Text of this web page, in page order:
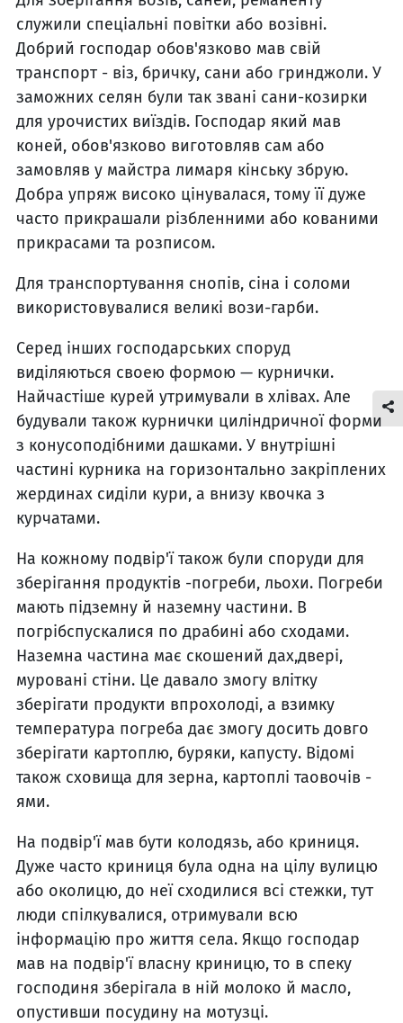
служили спеціальні повітки або возівні.
Добрий господар обов'язково мав свій
транспорт - віз, бричку, сани або гринджоли. У
заможних селян були так звані сани-козирки
для урочистих виїздів. Господар який мав
коней, обов'язково виготовляв сам або
замовляв у майстра лимаря кінську збрую.
Добра упряж високо цінувалася, тому її дуже
часто прикрашали різбленними або кованими
прикрасами та розписом.
Для транспортування снопів, сіна і соломи
використовувалися великі вози-гарби.
Серед інших господарських споруд
виділяються своею формою — курнички.
Найчастіше курей утримували в хлівах. Але
будували також курнички циліндричної форми
з конусоподібними дашками. У внутрішні
частині курника на горизонтально закріплених
жердинах сиділи кури, а внизу квочка з
курчатами.
На кожному подвір'ї також були споруди для
зберігання продуктів -погреби, льохи. Погреби
мають підземну й наземну частини. В
погрібспускалися по драбині або сходами.
Наземна частина має скошений дах,двері,
муровані стіни. Це давало змогу влітку
зберігати продукти впрохолоді, а взимку
температура погреба дає змогу досить довго
зберігати картоплю, буряки, капусту. Відомі
також сховища для зерна, картоплі таовочів -
ями.
На подвір'ї мав бути колодязь, або криниця.
Дуже часто криниця була одна на цілу вулицю
або околицю, до неї сходилися всі стежки, тут
люди спілкувалися, отримували всю
інформацію про життя села. Якщо господар
мав на подвір'ї власну криницю, то в спеку
господиня зберігала в ній молоко й масло,
опустивши посудину на мотузці.